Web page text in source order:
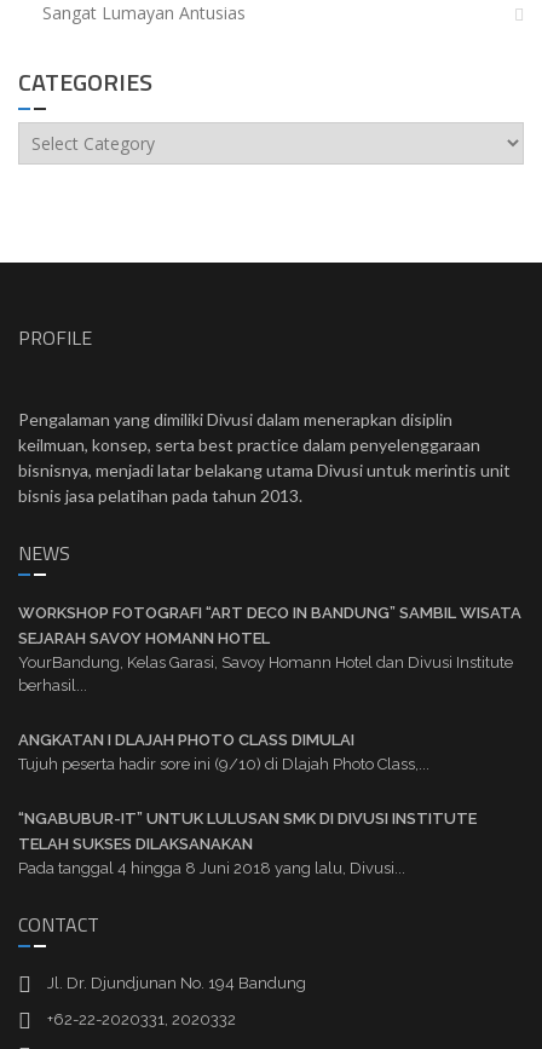
Sangat Lumayan Antusias
CATEGORIES
Categories
PROFILE
Pengalaman yang dimiliki Divusi dalam menerapkan disiplin
keilmuan, konsep, serta best practice dalam penyelenggaraan
bisnisnya, menjadi latar belakang utama Divusi untuk merintis unit
bisnis jasa pelatihan pada tahun 2013.
NEWS
WORKSHOP FOTOGRAFI “ART DECO IN BANDUNG” SAMBIL WISATA
SEJARAH SAVOY HOMANN HOTEL
YourBandung, Kelas Garasi, Savoy Homann Hotel dan Divusi Institute
berhasil...
ANGKATAN I DLAJAH PHOTO CLASS DIMULAI
Tujuh peserta hadir sore ini (9/10) di Dlajah Photo Class,...
“NGABUBUR-IT” UNTUK LULUSAN SMK DI DIVUSI INSTITUTE
TELAH SUKSES DILAKSANAKAN
Pada tanggal 4 hingga 8 Juni 2018 yang lalu, Divusi...
CONTACT
Jl. Dr. Djundjunan No. 194 Bandung
+62-22-2020331, 2020332